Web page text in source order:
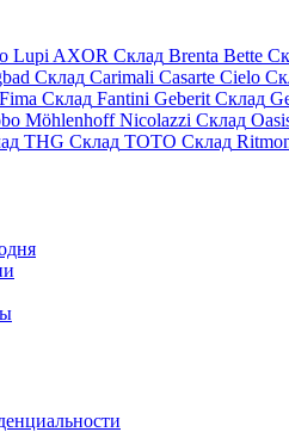
Lupi AXOR Склад Brenta Bette
Склад Carimali Casarte Cielo
Fima Склад Fantini Geberit Склад
MöhlenhoffNicolazzi Склад
THG Склад TOTO Склад